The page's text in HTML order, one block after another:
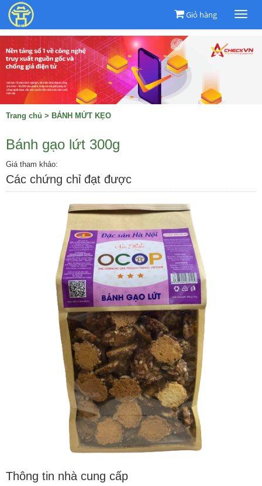
Giỏ hàng
Trang chủ > BÁNH MỨT KẸO
Bánh gạo lứt 300g
Giá tham khảo:
Các chứng chỉ đạt được
Thông tin nhà cung cấp